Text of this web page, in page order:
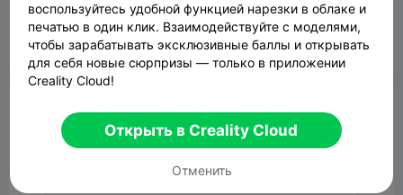
34.83MB Связанные 3D модели
Сообщить об этом 5 
воспользуйтесь удобной функцией нарезки в облаке и
печатью в один клик. Взаимодействуйте с моделями,
чтобы зарабатывать эксклюзивные баллы и открывать
для себя новые сюрпризы — только в приложении
Creality Cloud!
Открыть в Creality Cloud
Отменить